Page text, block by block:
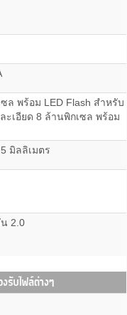
ล พร้อม LED Flash สำหรับ
ะเอียด 8 ล้านพิกเซล พร้อม
มิลลิเมตร
น 2.0